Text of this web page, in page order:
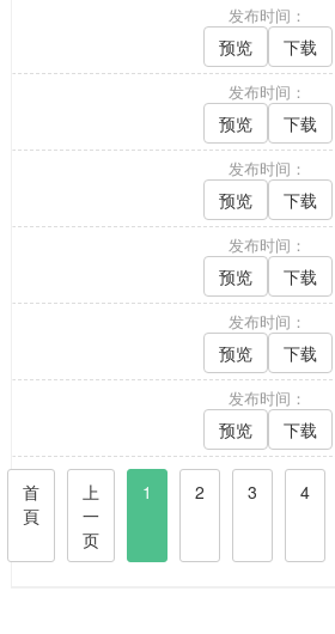
发布时间：
预览 下载
发布时间：
预览 下载
发布时间：
预览 下载
发布时间：
预览 下载
发布时间：
预览 下载
发布时间：
预览 下载
首
頁
上
一
页
1 2 3 4